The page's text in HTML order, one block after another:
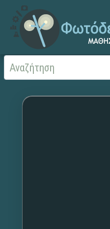
Αρχική Χωρίς τίτλο